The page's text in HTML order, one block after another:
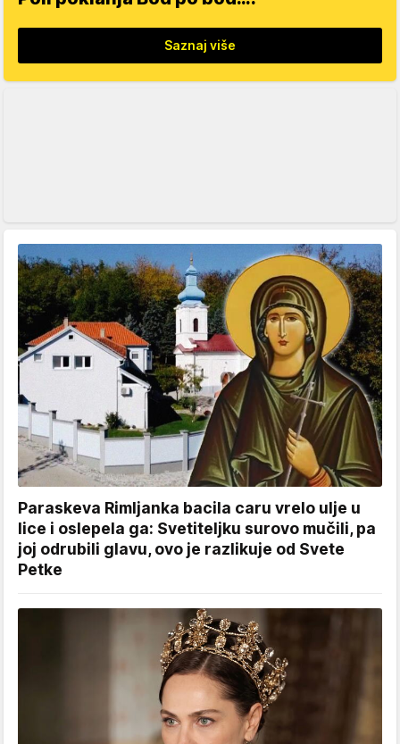
Saznaj više
Paraskeva Rimljanka bacila caru vrelo ulje u
lice i oslepela ga: Svetiteljku surovo mučili, pa
joj odrubili glavu, ovo je razlikuje od Svete
Petke